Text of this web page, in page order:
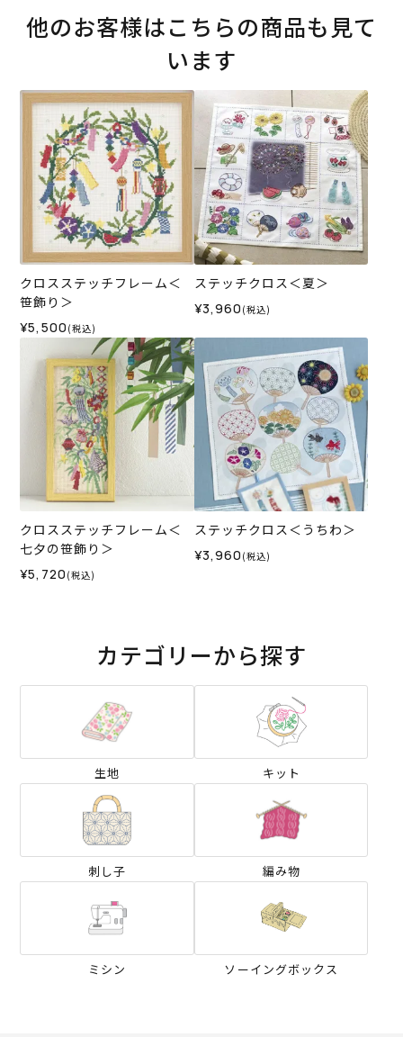
他のお客様はこちらの商品も見て
います
クロスステッチフレーム＜
笹飾り＞
¥5,500 (税込)
ステッチクロス＜夏＞
¥3,960 (税込)
クロスステッチフレーム＜
七夕の笹飾り＞
¥5,720 (税込)
ステッチクロス＜うちわ＞
¥3,960 (税込)
カテゴリーから探す
生地 キット
刺し子 編み物
ミシン ソーイングボックス